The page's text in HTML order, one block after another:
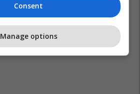
Consent
Manage options